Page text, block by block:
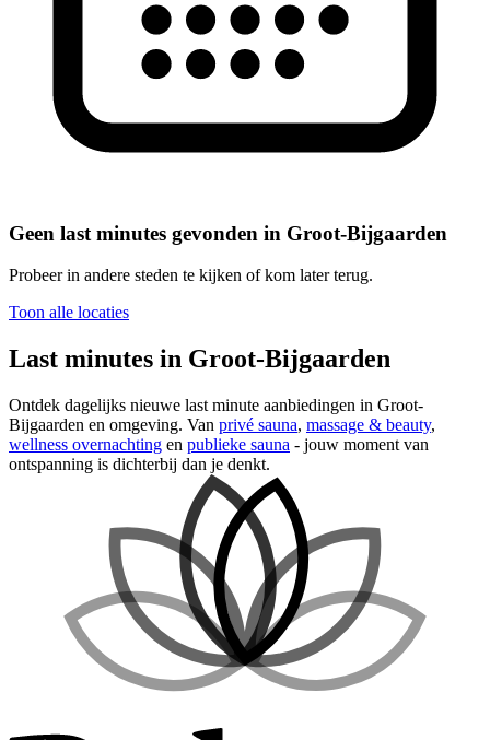
Geen last minutes gevonden in Groot-Bijgaarden
Probeer in andere steden te kijken of kom later terug.
Toon alle locaties
Last minutes in Groot-Bijgaarden
Ontdek dagelijks nieuwe last minute aanbiedingen in Groot-
Bijgaarden en omgeving. Van privé sauna, massage & beauty,
wellness overnachting en publieke sauna - jouw moment van
ontspanning is dichterbij dan je denkt.